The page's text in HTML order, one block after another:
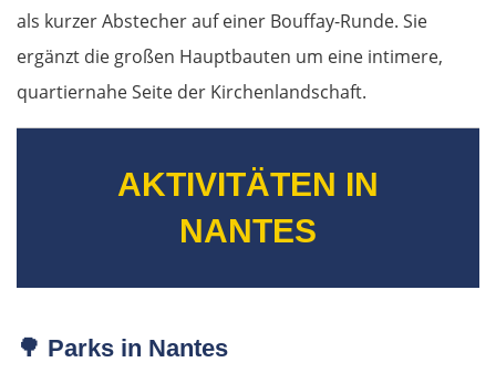
als kurzer Abstecher auf einer Bouffay-Runde. Sie
ergänzt die großen Hauptbauten um eine intimere,
quartiernahe Seite der Kirchenlandschaft.
AKTIVITÄTEN IN
NANTES
🌳 Parks in Nantes
Berlin
Lübben